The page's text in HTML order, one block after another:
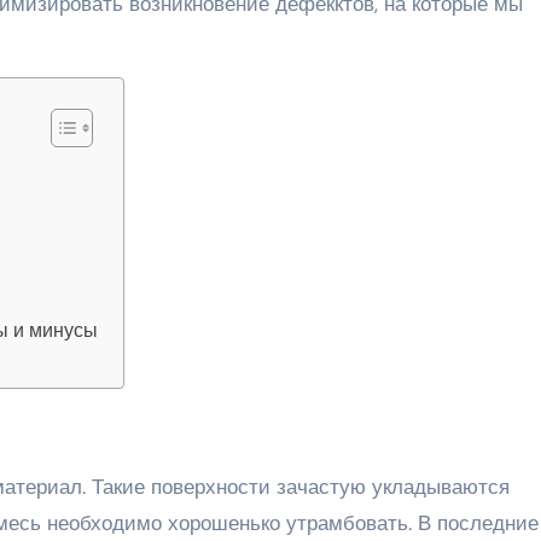
и минусы
Такие поверхности зачастую укладываются
необходимо хорошенько утрамбовать. В